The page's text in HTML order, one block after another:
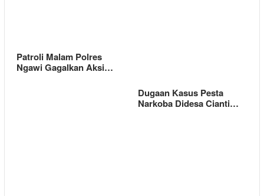
Patroli Malam Polres
Ngawi Gagalkan Aksi…
Dugaan Kasus Pesta
Narkoba Didesa Cianti…